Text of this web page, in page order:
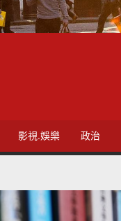
影視.娛樂 政治